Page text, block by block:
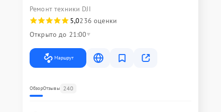
Ремонт техники DJI
5,0236 оценки
Открыто до 21:00
Маршрут
ОбзорОтзывы 240